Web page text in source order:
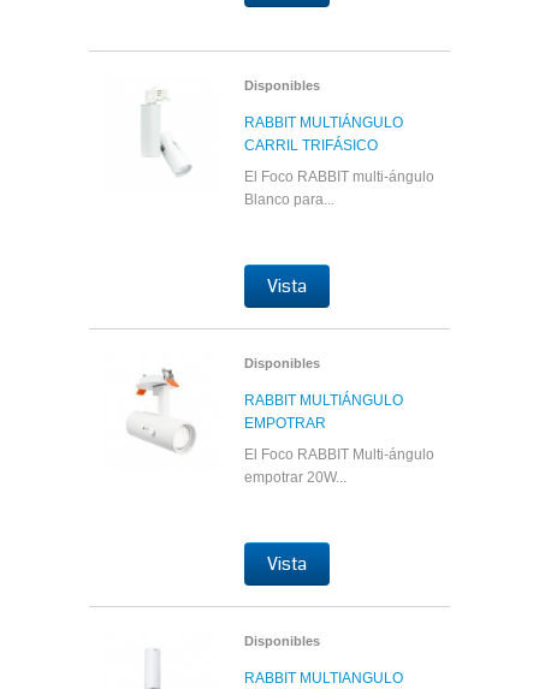
Disponibles
RABBIT MULTIÁNGULO
CARRIL TRIFÁSICO
El Foco RABBIT multi-ángulo
Blanco para...
Vista
Disponibles
RABBIT MULTIÁNGULO
EMPOTRAR
El Foco RABBIT Multi-ángulo
empotrar 20W...
Vista
Disponibles
RABBIT MULTIANGULO